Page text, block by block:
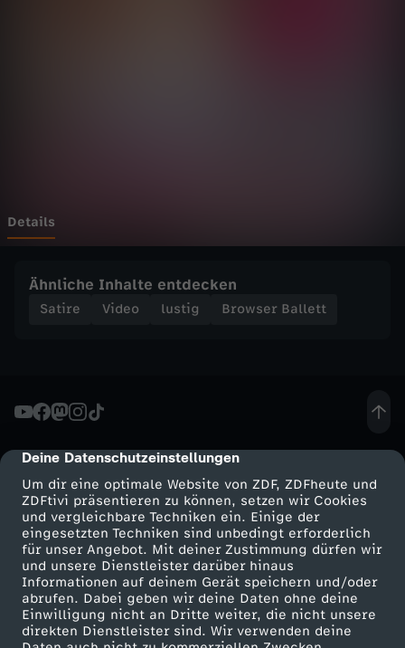
cmp-dialog-description
Deine Datenschutzeinstellungen
Um dir eine optimale Website von ZDF, ZDFheute und
ZDFtivi präsentieren zu können, setzen wir Cookies
und vergleichbare Techniken ein. Einige der
eingesetzten Techniken sind unbedingt erforderlich
für unser Angebot. Mit deiner Zustimmung dürfen wir
und unsere Dienstleister darüber hinaus
Informationen auf deinem Gerät speichern und/oder
abrufen. Dabei geben wir deine Daten ohne deine
Einwilligung nicht an Dritte weiter, die nicht unsere
direkten Dienstleister sind. Wir verwenden deine
t
-
i
b
m
i
r
d
Details
Ähnliche Inhalte entdecken
Satire Video lustig Browser Ballett
Mehr ZDF
ZDF-Apps
Smart TV
Service
ZDFmitreden
Kontakt zum ZDF